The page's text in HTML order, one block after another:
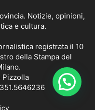
Notizie, opinioni,
e cultura.
registrata il 10
della Stampa del
Pizzolla